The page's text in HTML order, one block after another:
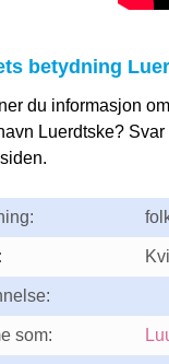
betydning
du informasjon
Luerdtske?
som: